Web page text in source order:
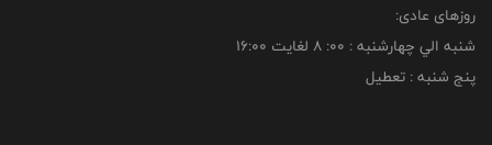
روزهای عادی:
شنبه الي چهارشنبه : 00: 8 لغايت 16:00
پنج شنبه : تعطیل